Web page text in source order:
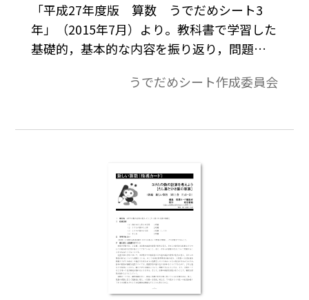
「平成27年度版 算数 うでだめシート3
年」（2015年7月）より。教科書で学習した
基礎的，基本的な内容を振り返り，問題場
A4判となっております。B4（122%）に拡大
2018）年度用］
うでだめシート作成委員会